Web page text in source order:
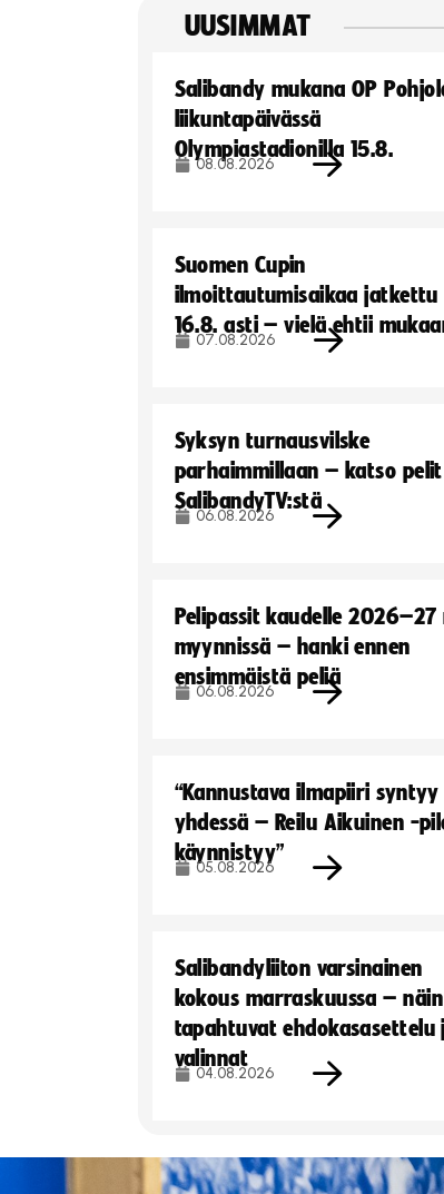
UUSIMMAT
Salibandy mukana OP
liikuntapäivässä
Olympiastadionilla 15.8.
08.08.2026
Suomen Cupin
ilmoittautumisaikaa jatkettu
16.8. asti – vielä ehtii
07.08.2026
Syksyn turnausvilske
parhaimmillaan – katso pelit
SalibandyTV:stä
06.08.2026
Pelipassit kaudelle
myynnissä – hanki ennen
ensimmäistä peliä
06.08.2026
“Kannustava ilmapiiri syntyy
yhdessä – Reilu Aikuinen -
käynnistyy”
05.08.2026
Salibandyliiton varsinainen
kokous marraskuussa – näin
tapahtuvat ehdokasasettelu
valinnat
04.08.2026